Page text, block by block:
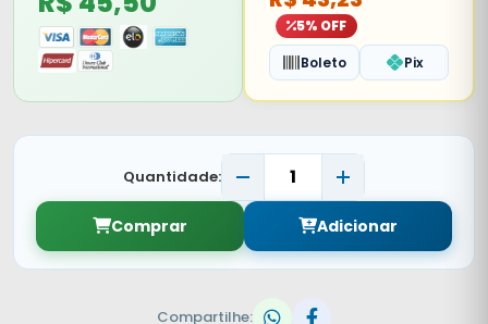
5% OFF
Boleto
Pix
Quantidade:
Comprar Adicionar
Compartilhe: